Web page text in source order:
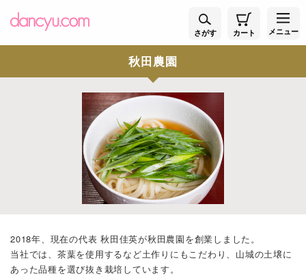
さがす カート メニュー
秋田農園
2018年、現在の代表 秋田佳英が秋田農園を創業しました。
当社では、茶葉を使用するなど土作りにもこだわり、山城の土壌に
あった品種を選び抜き栽培しています。